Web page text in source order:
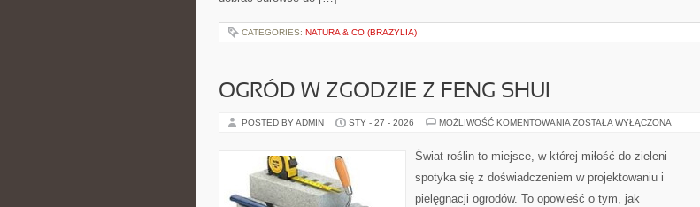
CATEGORIES: NATURA & CO (BRAZYLIA)
OGRÓD W ZGODZIE Z FENG SHUI
POSTED BY ADMIN STY - 27 - 2026 MOŻLIWOŚĆ KOMENTOWANIA OGRÓD
Z
FENG
ZOSTAŁA WYŁĄCZONA
Świat roślin to miejsce, w której miłość do zieleni
spotyka się z doświadczeniem w projektowaniu i
pielęgnacji ogrodów. To opowieść o tym, jak